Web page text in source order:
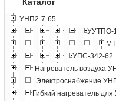
УНП2-7-65
УУТПО-
УПС-342-62
Нагреватель воздуха
Электроснабжение
Гибкий нагреватель